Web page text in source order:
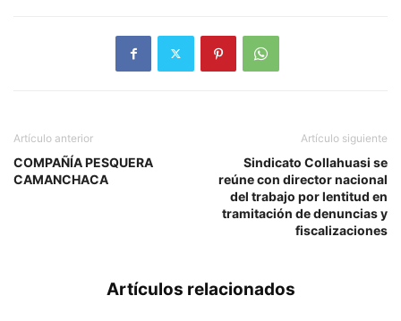
Artículo anterior
COMPAÑÍA PESQUERA
CAMANCHACA
Artículo siguiente
Sindicato Collahuasi se
reúne con director nacional
del trabajo por lentitud en
tramitación de denuncias y
fiscalizaciones
Artículos relacionados